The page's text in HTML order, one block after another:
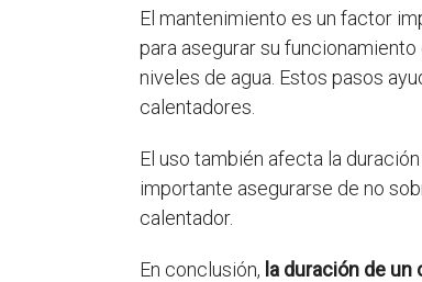
El mantenimiento es un factor
para asegurar su
niveles de agua. Estos pasos
calentadores.
El uso también afecta la
importante asegurarse de no
calentador.
En conclusión, la duración de